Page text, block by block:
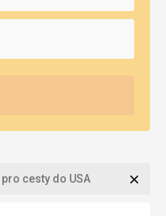
pro cesty do USA